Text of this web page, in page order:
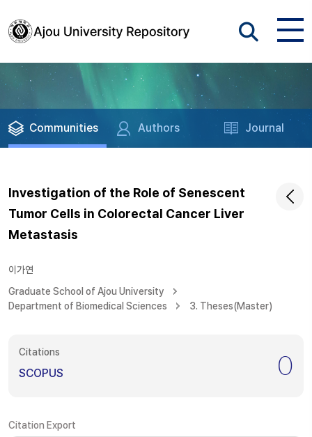
Communities Authors Journal
Investigation of the Role of Senescent
Tumor Cells in Colorectal Cancer Liver
Metastasis
이가연
Graduate School of Ajou University
Department of Biomedical Sciences
3. Theses(Master)
Citations
SCOPUS 0
Citation Export